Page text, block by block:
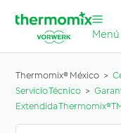
Menú
Thermomix® México
Servicio Técnico
Extendida